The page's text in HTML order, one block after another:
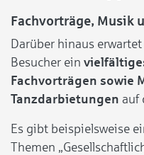
Fachvorträge, Musik
Darüber hinaus
Besucher ein
Fachvorträgen sowie
Tanzdarbietungen auf
Es gibt beispielsweise
Themen